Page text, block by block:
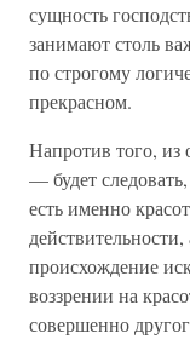
сущность
занимают столь
по строгому
прекрасном.
Напротив того, из
— будет
есть именно
происхождение
воззрении на
совершенно